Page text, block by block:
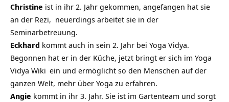
Christine ist in ihr 2. Jahr gekommen, angefangen hat sie
an der Rezi, neuerdings arbeitet sie in der
Seminarbetreuung.
Eckhard kommt auch in sein 2. Jahr bei Yoga Vidya.
Begonnen hat er in der Küche, jetzt bringt er sich im Yoga
Vidya Wiki ein und ermöglicht so den Menschen auf der
ganzen Welt, mehr über Yoga zu erfahren.
Angie kommt in ihr 3. Jahr. Sie ist im Gartenteam und sorgt